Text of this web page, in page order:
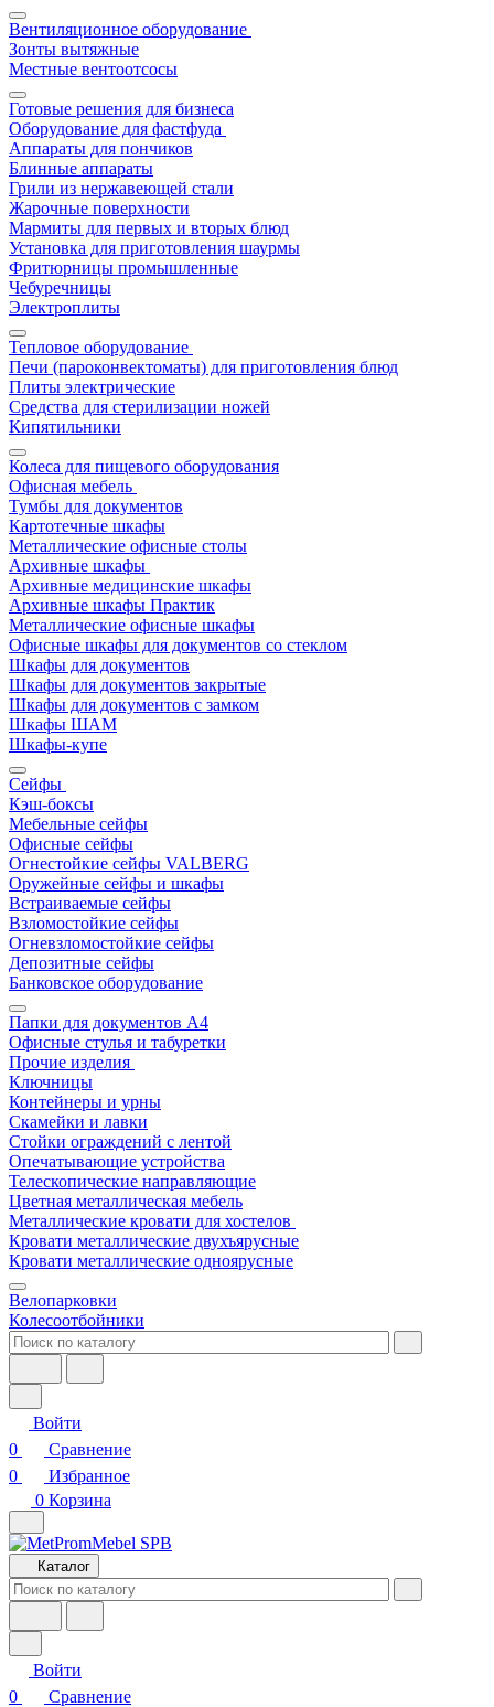
Вентиляционное оборудование
Зонты вытяжные
Местные вентоотсосы
Готовые решения для бизнеса
Оборудование для фастфуда
Аппараты для пончиков
Блинные аппараты
Грили из нержавеющей стали
Жарочные поверхности
Мармиты для первых и вторых блюд
Установка для приготовления шаурмы
Фритюрницы промышленные
Чебуречницы
Электроплиты
Тепловое оборудование
Печи (пароконвектоматы) для приготовления блюд
Плиты электрические
Средства для стерилизации ножей
Кипятильники
Колеса для пищевого оборудования
Офисная мебель
Тумбы для документов
Картотечные шкафы
Металлические офисные столы
Архивные шкафы
Архивные медицинские шкафы
Архивные шкафы Практик
Металлические офисные шкафы
Офисные шкафы для документов со стеклом
Шкафы для документов
Шкафы для документов закрытые
Шкафы для документов с замком
Шкафы ШАМ
Шкафы-купе
Сейфы
Кэш-боксы
Мебельные сейфы
Офисные сейфы
Огнестойкие сейфы VALBERG
Оружейные сейфы и шкафы
Встраиваемые сейфы
Взломостойкие сейфы
Огневзломостойкие сейфы
Депозитные сейфы
Банковское оборудование
Папки для документов A4
Офисные стулья и табуретки
Прочие изделия
Ключницы
Контейнеры и урны
Скамейки и лавки
Стойки ограждений с лентой
Опечатывающие устройства
Телескопические направляющие
Цветная металлическая мебель
Металлические кровати для хостелов
Кровати металлические двухъярусные
Кровати металлические одноярусные
Велопарковки
Колесоотбойники
Войти
0
Сравнение
0
Избранное
0 Корзина
Каталог
Войти
0
Сравнение